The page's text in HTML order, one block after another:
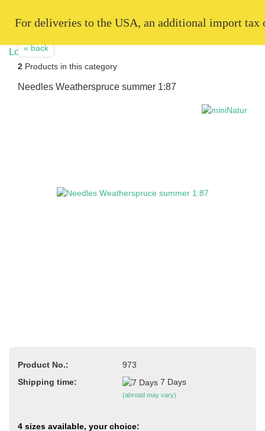
For deliveries to the USA, an additional import
« back
2 Products in this category
Needles Weatherspruce summer 1:87
Product No.:
973
Shipping time:
7 Days
(abroad may vary)
4 sizes available, your choice: